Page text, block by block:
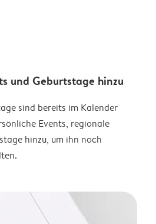
und Geburtstage hinzu
sind bereits im Kalender
Events, regionale
hinzu, um ihn noch